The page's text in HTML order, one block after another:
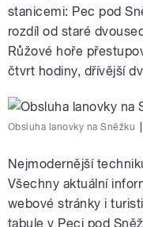
stanicemi: Pec pod
rozdíl od staré
Růžové hoře
čtvrt hodiny, dřívější
Obsluha lanovky na Sněžku
Nejmodernější
Všechny aktuální
webové stránky i
tabule v Peci pod